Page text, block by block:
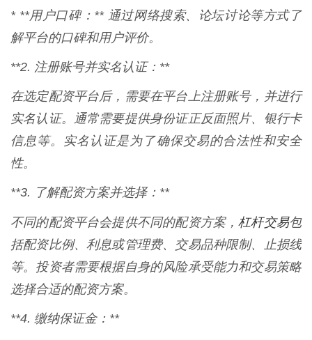
* **用户口碑：** 通过网络搜索、论坛讨论等方式了
解平台的口碑和用户评价。
**2. 注册账号并实名认证：**
在选定配资平台后，需要在平台上注册账号，并进行
实名认证。通常需要提供身份证正反面照片、银行卡
信息等。实名认证是为了确保交易的合法性和安全
性。
**3. 了解配资方案并选择：**
不同的配资平台会提供不同的配资方案，杠杆交易包
括配资比例、利息或管理费、交易品种限制、止损线
等。投资者需要根据自身的风险承受能力和交易策略
选择合适的配资方案。
**4. 缴纳保证金：**